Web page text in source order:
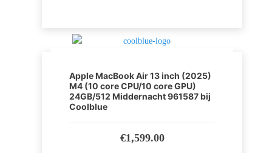
Apple MacBook Air 13 inch (2025)
M4 (10 core CPU/10 core GPU)
24GB/512 Middernacht 961587 bij
Coolblue
€1,599.00